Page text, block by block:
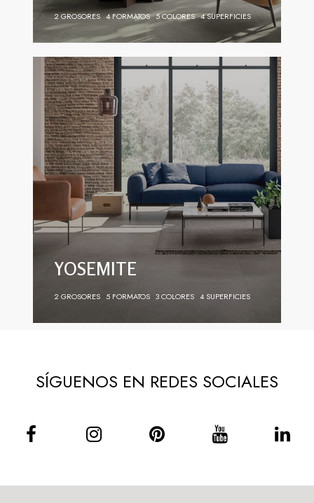
2 GROSORES 4 FORMATOS 5 COLORES 4 SUPERFICIES
YOSEMITE
2 GROSORES 5 FORMATOS 3 COLORES 4 SUPERFICIES
SÍGUENOS EN REDES SOCIALES